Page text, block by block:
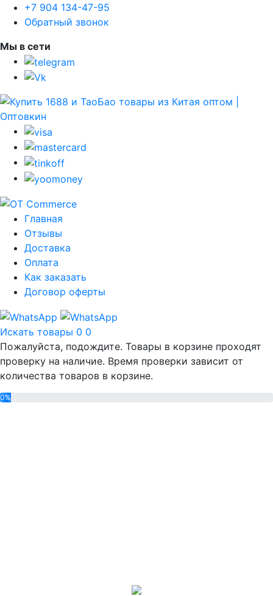
+7 904 134-47-95
Обратный звонок
Мы в сети
Главная
Отзывы
Доставка
Оплата
Как заказать
Договор оферты
Искать товары 0 0
Пожалуйста, подождите. Товары в корзине проходят
проверку на наличие. Время проверки зависит от
количества товаров в корзине.
0%